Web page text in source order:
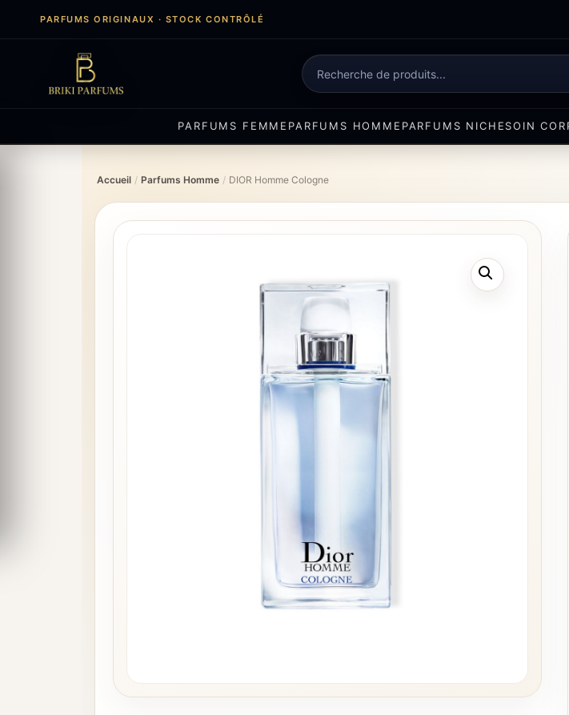
PARFUMS ORIGINAUX · STOCK CONTRÔLÉ
Recherche
de
produits
PARFUMS FEMME PARFUMS HOMME PARFUMS NICHESOIN
Accueil / Parfums Homme / DIOR Homme Cologne